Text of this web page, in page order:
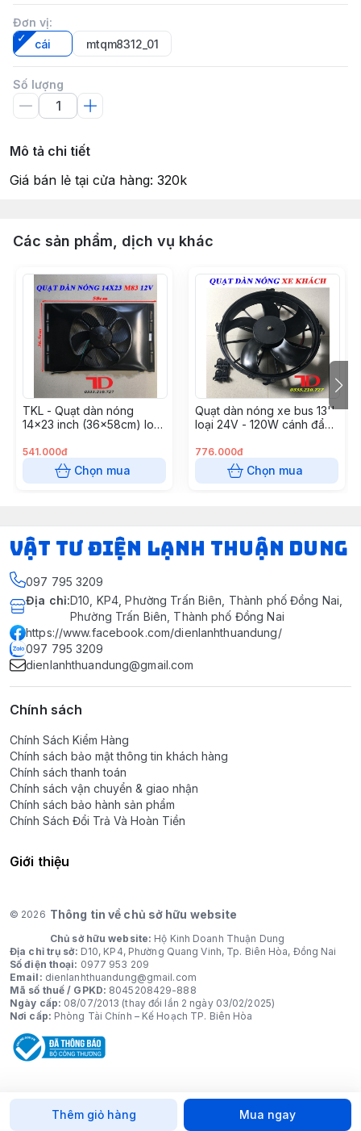
Đơn vị:
cái
mtqm8312_01
Số lượng
Thêm giỏ hàng Mua ngay
Mô tả chi tiết
Giá bán lẻ tại cửa hàng: 320k
Các sản phẩm, dịch vụ khác
TKL - Quạt dàn nóng
14x23 inch (36x58cm) loại
M83 (5 cái/ thùng)
541.000đ
Chọn mua
Quạt dàn nóng xe bus 13''
loại 24V - 120W cánh đẩy
776.000đ
Chọn mua
VẬT TƯ ĐIỆN LẠNH THUẬN DUNG
097 795 3209
Địa chỉ:D10, KP4, Phường Trấn Biên, Thành phố Đồng Nai,
Phường Trấn Biên, Thành phố Đồng Nai
https://www.facebook.com/dienlanhthuandung/
097 795 3209
dienlanhthuandung@gmail.com
Chính sách
Chính Sách Kiểm Hàng
Chính sách bảo mật thông tin khách hàng
Chính sách thanh toán
Chính sách vận chuyển & giao nhận
Chính sách bảo hành sản phẩm
Chính Sách Đổi Trả Và Hoàn Tiền
Giới thiệu
© 2026 Thông tin về chủ sở hữu website
Chủ sở hữu website: Hộ Kinh Doanh Thuận Dung
Địa chỉ trụ sở: D10, KP4, Phường Quang Vinh, Tp. Biên Hòa, Đồng Nai
Số điện thoại: 0977 953 209
Email: dienlanhthuandung@gmail.com
Mã số thuế / GPKD: 8045208429-888
Ngày cấp: 08/07/2013 (thay đổi lần 2 ngày 03/02/2025)
Nơi cấp: Phòng Tài Chính – Kế Hoạch TP. Biên Hòa